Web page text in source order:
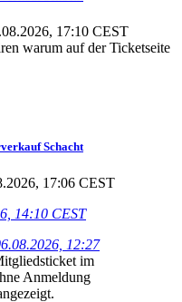
17:10 CEST
warum auf der Ticketseite
Schacht
17:06 CEST
14:10 CEST
12:27
im
Anmeldung